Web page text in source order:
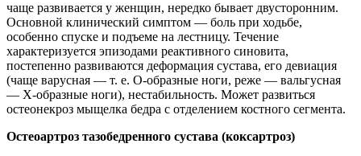
чаще развивается у женщин, нередко бывает двусторонним.
Основной клинический симптом — боль при ходьбе,
особенно спуске и подъеме на лестницу. Течение
характеризуется эпизодами реактивного синовита,
постепенно развиваются деформация сустава, его девиация
(чаще варусная — т. е. О-образные ноги, реже — вальгусная
— Х-образные ноги), нестабильность. Может развиться
остеонекроз мыщелка бедра с отделением костного сегмента.
Остеоартроз тазобедренного сустава (коксартроз)